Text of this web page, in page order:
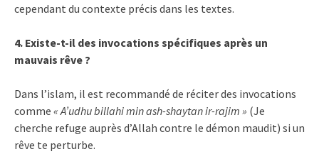
cependant du contexte précis dans les textes.
4. Existe-t-il des invocations spécifiques après un
mauvais rêve ?
Dans l’islam, il est recommandé de réciter des invocations
comme « A’udhu billahi min ash-shaytan ir-rajim » (Je
cherche refuge auprès d’Allah contre le démon maudit) si un
rêve te perturbe.